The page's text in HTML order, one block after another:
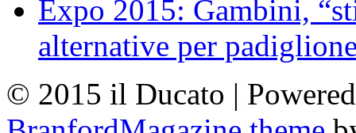
Expo 2015: Gambini,
alternative per
© 2015 il Ducato |